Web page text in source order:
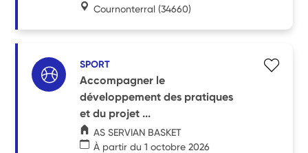
Cournonterral (34660)
SPORT
Accompagner le
développement des pratiques
et du projet ...
AS SERVIAN BASKET
À partir du 1 octobre 2026